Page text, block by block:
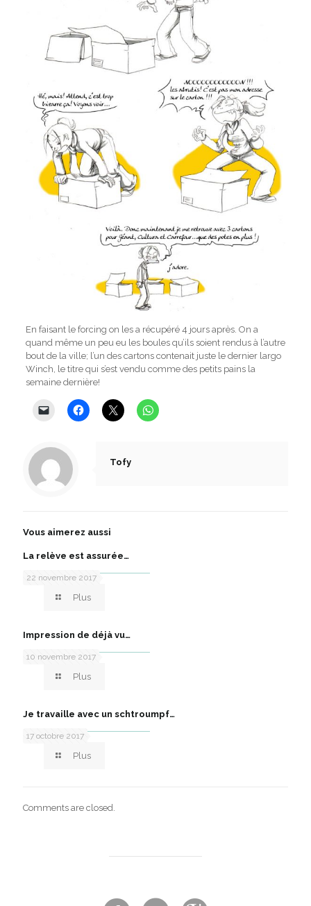
En faisant le forcing on les a récupéré 4 jours après. On a
quand même un peu eu les boules qu’ils soient rendus à l’autre
bout de la ville; l’un des cartons contenait juste le dernier largo
Winch, le titre qui s’est vendu comme des petits pains la
semaine dernière!
Tofy
Vous aimerez aussi
22 novembre 2017
La relève est assurée…
Plus
10 novembre 2017
Impression de déjà vu…
Plus
17 octobre 2017
Je travaille avec un schtroumpf…
Plus
Comments are closed.